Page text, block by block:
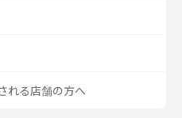
れる店舗の方へ